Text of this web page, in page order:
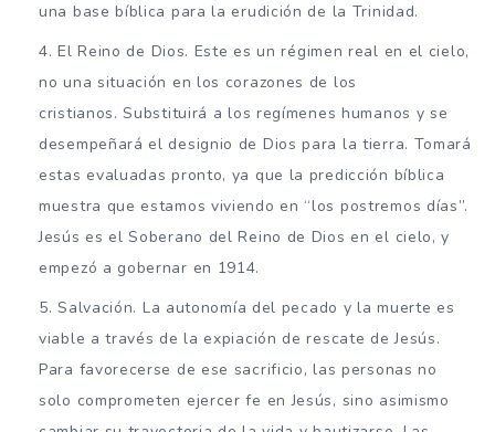
una base bíblica para la erudición de la Trinidad.
El Reino de Dios. Este es un régimen real en el cielo,
no una situación en los corazones de los
cristianos. Substituirá a los regímenes humanos y se
desempeñará el designio de Dios para la tierra. Tomará
estas evaluadas pronto, ya que la predicción bíblica
muestra que estamos viviendo en “los postremos días”.
Jesús es el Soberano del Reino de Dios en el cielo, y
empezó a gobernar en 1914.
Salvación. La autonomía del pecado y la muerte es
viable a través de la expiación de rescate de Jesús.
Para favorecerse de ese sacrificio, las personas no
solo comprometen ejercer fe en Jesús, sino asimismo